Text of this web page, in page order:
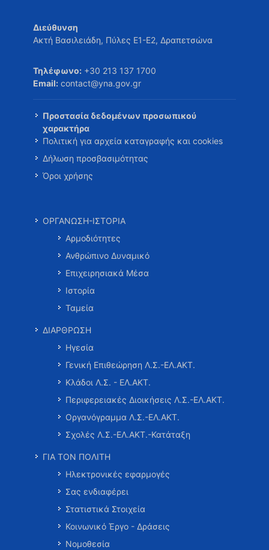
Διεύθυνση
Ακτή Βασιλειάδη, Πύλες Ε1-Ε2, Δραπετσώνα
Τηλέφωνο: +30 213 137 1700
Email: contact@yna.gov.gr
Προστασία δεδομένων προσωπικού
χαρακτήρα
Πολιτική για αρχεία καταγραφής και cookies
Δήλωση προσβασιμότητας
Όροι χρήσης
ΟΡΓΑΝΩΣΗ-ΙΣΤΟΡΙΑ
Αρμοδιότητες
Ανθρώπινο Δυναμικό
Επιχειρησιακά Μέσα
Ιστορία
Ταμεία
ΔΙΑΡΘΡΩΣΗ
Ηγεσία
Γενική Επιθεώρηση Λ.Σ.-ΕΛ.ΑΚΤ.
Κλάδοι Λ.Σ. - ΕΛ.ΑΚΤ.
Περιφερειακές Διοικήσεις Λ.Σ.-ΕΛ.ΑΚΤ.
Οργανόγραμμα Λ.Σ.-ΕΛ.ΑΚΤ.
Σχολές Λ.Σ.-ΕΛ.ΑΚΤ.-Κατάταξη
ΓΙΑ ΤΟΝ ΠΟΛΙΤΗ
Ηλεκτρονικές εφαρμογές
Σας ενδιαφέρει
Στατιστικά Στοιχεία
Κοινωνικό Έργο - Δράσεις
Νομοθεσία